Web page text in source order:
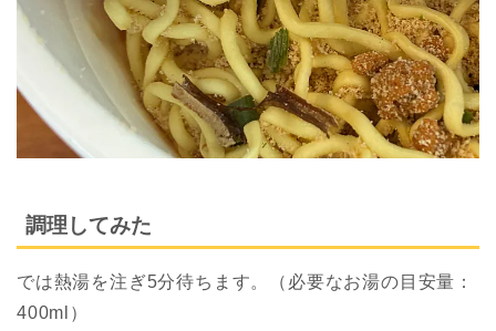
調理してみた
では熱湯を注ぎ5分待ちます。（必要なお湯の目安量：
400ml）